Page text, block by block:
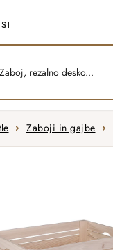
Zaboji in gajbe